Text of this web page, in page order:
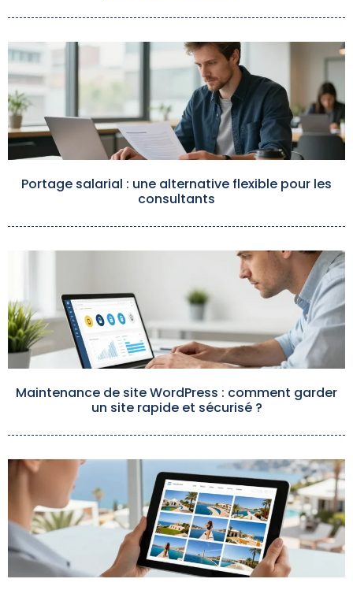
Portage salarial : une alternative flexible pour les
consultants
Maintenance de site WordPress : comment garder
un site rapide et sécurisé ?